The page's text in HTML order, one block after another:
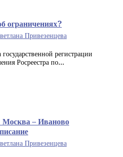
ограничениях?
Привезенцева
регистрации
Росреестра по...
Москва – Иваново
Привезенцева